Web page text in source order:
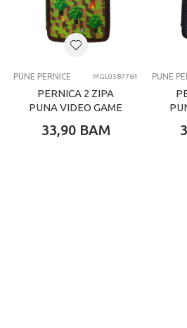
7-8 G
SUNRISE
PUNE PERNICE MGL0587764
PERNICA 2 ZIPA
PUNA VIDEO GAME
33,90 BAM
PUNE